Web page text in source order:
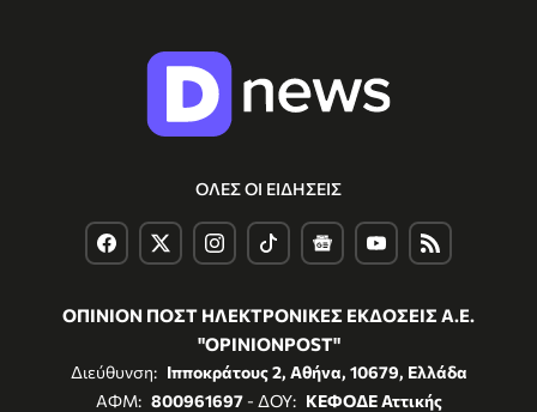
ΟΛΕΣ ΟΙ ΕΙΔΗΣΕΙΣ
ΟΠΙΝΙΟΝ ΠΟΣΤ ΗΛΕΚΤΡΟΝΙΚΕΣ ΕΚΔΟΣΕΙΣ Α.Ε.
"OPINIONPOST"
Διεύθυνση: Ιπποκράτους 2, Αθήνα, 10679, Ελλάδα
ΑΦΜ: 800961697- ΔΟΥ: ΚΕΦΟΔΕ Αττικής